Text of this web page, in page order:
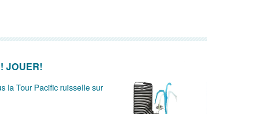
JOUER!
la Tour Pacific ruisselle sur